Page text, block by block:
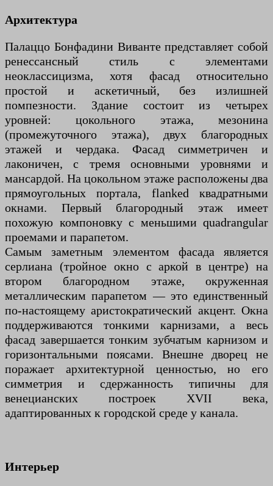
Архитектура
Палаццо Бонфадини Виванте представляет собой
ренессансный стиль с элементами
неоклассицизма, хотя фасад относительно
простой и аскетичный, без излишней
помпезности. Здание состоит из четырех
уровней: цокольного этажа, мезонина
(промежуточного этажа), двух благородных
этажей и чердака. Фасад симметричен и
лаконичен, с тремя основными уровнями и
мансардой. На цокольном этаже расположены два
прямоугольных портала, flanked квадратными
окнами. Первый благородный этаж имеет
похожую компоновку с меньшими quadrangular
проемами и парапетом.
Самым заметным элементом фасада является
серлиана (тройное окно с аркой в центре) на
втором благородном этаже, окруженная
металлическим парапетом — это единственный
по-настоящему аристократический акцент. Окна
поддерживаются тонкими карнизами, а весь
фасад завершается тонким зубчатым карнизом и
горизонтальными поясами. Внешне дворец не
поражает архитектурной ценностью, но его
симметрия и сдержанность типичны для
венецианских построек XVII века,
адаптированных к городской среде у канала.
Интерьер